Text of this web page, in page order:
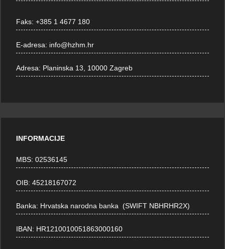
Faks:+385 1 4677 180
E-adresa: info@hzhm.hr
Adresa: Planinska 13, 10000 Zagreb
INFORMACIJE
MBS: 02536145
OIB: 45218167072
Banka: Hrvatska narodna banka (SWIFT NBHRHR2X)
IBAN: HR1210010051863000160